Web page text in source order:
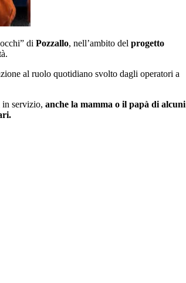
di Pozzallo, nell’ambito del progetto
al ruolo quotidiano svolto dagli operatori a
in servizio, anche la mamma o il papà di alcuni